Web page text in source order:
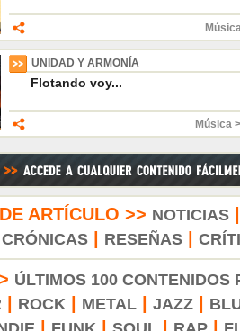
UNIDAD Y ARMONÍA
Flotando voy...
Música
ARTÍCULO >> NOTICIAS
CRÓNICAS| RESEÑAS|
ÚLTIMOS 100 CONTENIDOS
ROCK METAL| JAZZ|